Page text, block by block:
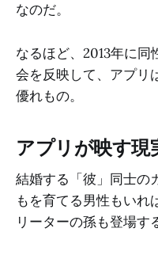
なのだ。
なるほど、2013年に
会を反映して、アプリ
優れもの。
アプリが映す現
結婚する「彼」同士の
もを育てる男性もいれ
リーターの孫も登場す